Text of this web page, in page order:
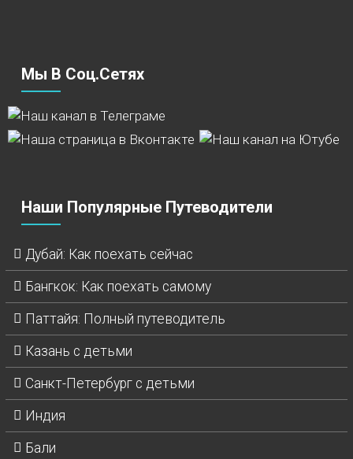
Мы В Соц.сетях
Наши Популярные Путеводители
Дубай: Как поехать сейчас
Бангкок: Как поехать самому
Паттайя: Полный путеводитель
Казань с детьми
Санкт-Петербург с детьми
Индия
Бали